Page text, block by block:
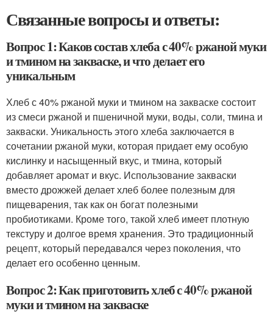
Связанные вопросы и ответы:
Вопрос 1: Каков состав хлеба с 40% ржаной муки
и тмином на закваске, и что делает его
уникальным
Хлеб с 40% ржаной муки и тмином на закваске состоит
из смеси ржаной и пшеничной муки, воды, соли, тмина и
закваски. Уникальность этого хлеба заключается в
сочетании ржаной муки, которая придает ему особую
кислинку и насыщенный вкус, и тмина, который
добавляет аромат и вкус. Использование закваски
вместо дрожжей делает хлеб более полезным для
пищеварения, так как он богат полезными
пробиотиками. Кроме того, такой хлеб имеет плотную
текстуру и долгое время хранения. Это традиционный
рецепт, который передавался через поколения, что
делает его особенно ценным.
Вопрос 2: Как приготовить хлеб с 40% ржаной
муки и тмином на закваске